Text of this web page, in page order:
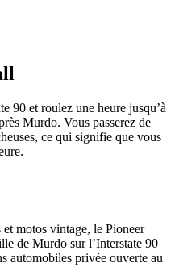
90 et roulez une heure jusqu’à
Murdo. Vous passerez de
ce qui signifie que vous
motos vintage, le Pioneer
de Murdo sur l’Interstate 90
automobiles privée ouverte au